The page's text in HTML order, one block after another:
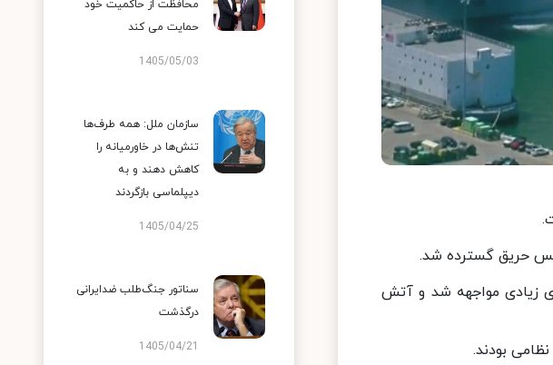
سپس حریق گسترده شد.
زیادی مواجهه شد و آتش
محافظت از حاکمیت خود
حمایت می کند
1405/05/03
سازمان ملل: همه طرف‌ها
تنش‌ها در خاورمیانه را
کاهش دهند و به
دیپلماسی بازگردند
1405/04/25
سناتور جنگ‌طلب ضدایرانی
درگذشت
1405/04/21